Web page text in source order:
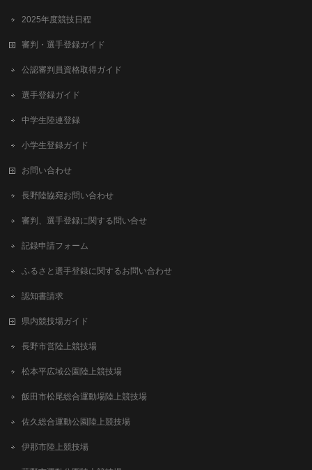
2025年度競技日程
審判・選手登録ガイド
公認審判員資格取得ガイド
選手登録ガイド
中学生陸連登録
小学生登録ガイド
お問い合わせ
長野陸協宛お問い合わせ
審判、選手登録に関する問い合せ
記録申請フォーム
ふるさと選手登録に関するお問い合わせ
認知書請求
県内競技場ガイド
長野市営陸上競技場
松本平広域公園陸上競技場
飯田市松尾総合運動場陸上競技場
佐久総合運動公園陸上競技場
伊那市陸上競技場